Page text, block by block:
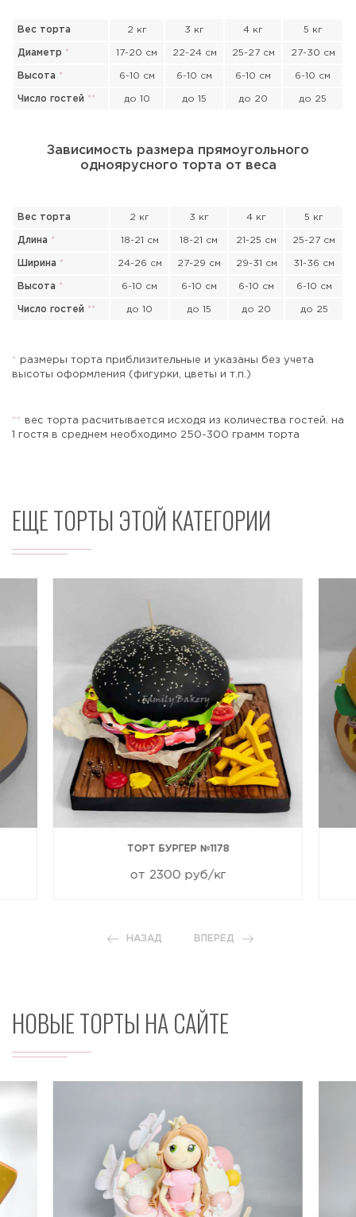
Вес торта 2 кг 3 кг 4 кг 5 кг
Диаметр * 17-20 см 22-24 см 25-27 см 27-30 см
Высота * 6-10 см 6-10 см 6-10 см 6-10 см
Число гостей ** до 10 до 15 до 20 до 25
Зависимость размера прямоугольного
одноярусного торта от веса
Вес торта 2 кг 3 кг 4 кг 5 кг
Длина * 18-21 см 18-21 см 21-25 см 25-27 см
Ширина * 24-26 см 27-29 см 29-31 см 31-36 см
Высота * 6-10 см 6-10 см 6-10 см 6-10 см
Число гостей ** до 10 до 15 до 20 до 25
*
размеры торта приблизительные и указаны без учета
высоты оформления (фигурки, цветы и т.п.)
* *
вес торта расчитывается исходя из количества гостей. на
1 гостя в среднем необходимо 250-300 грамм торта
ЕЩЕ ТОРТЫ ЭТОЙ КАТЕГОРИИ
ТОРТ БУРГЕР №1178
от 2300 руб/кг
НАЗАД ВПЕРЕД
НОВЫЕ ТОРТЫ НА САЙТЕ
Прикрепить файл или фото
Отправить